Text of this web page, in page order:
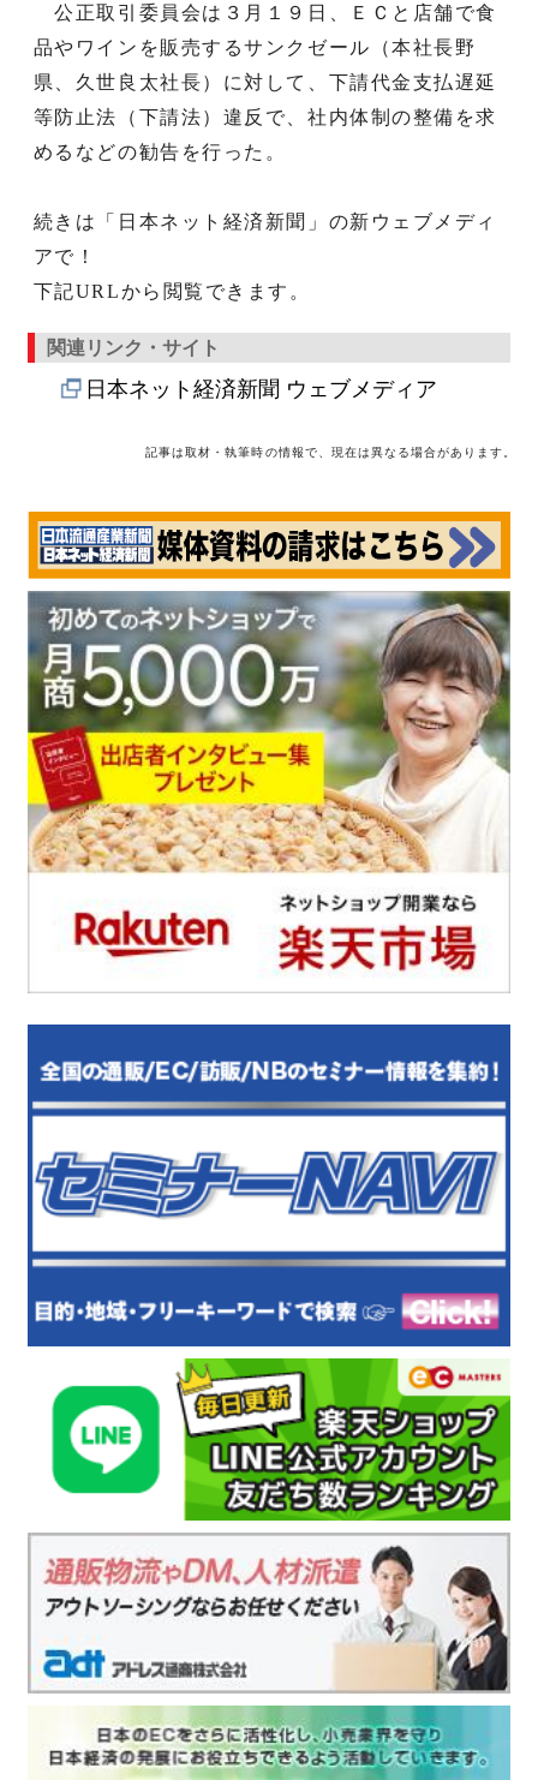
公正取引委員会は３月１９日、ＥＣと店舗で食
品やワインを販売するサンクゼール（本社長野
県、久世良太社長）に対して、下請代金支払遅延
等防止法（下請法）違反で、社内体制の整備を求
めるなどの勧告を行った。
続きは「日本ネット経済新聞」の新ウェブメディ
アで！
下記URLから閲覧できます。
関連リンク・サイト
日本ネット経済新聞 ウェブメディア
記事は取材・執筆時の情報で、現在は異なる場合があります。